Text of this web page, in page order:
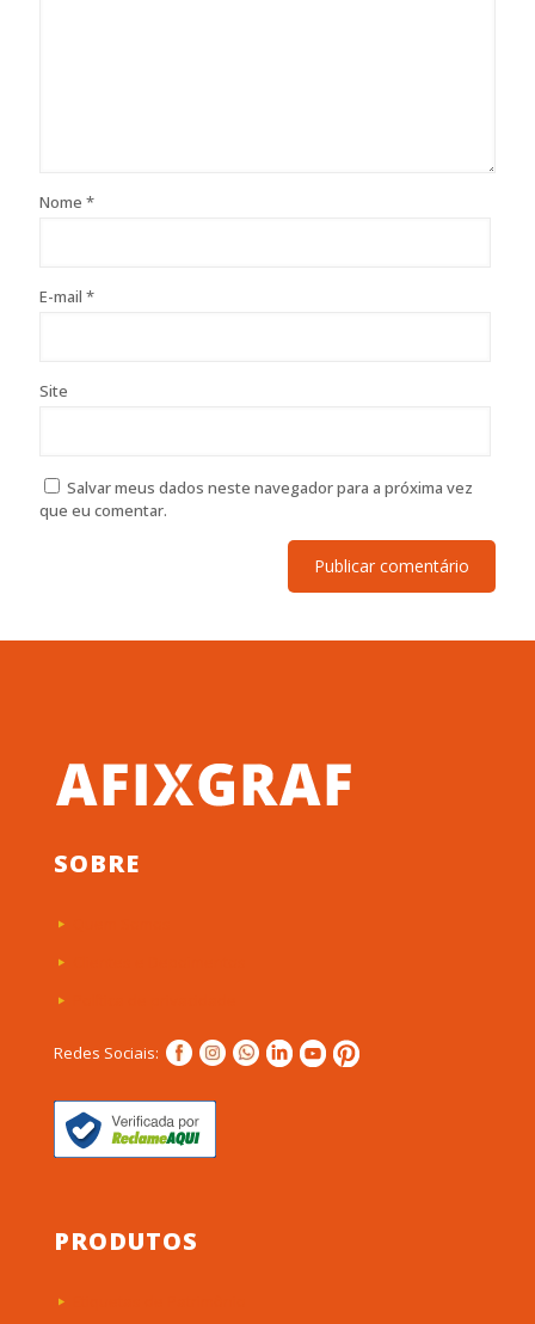
Nome *
E-mail *
Site
Salvar meus dados neste navegador para a próxima vez
que eu comentar.
SOBRE
Redes Sociais:
PRODUTOS